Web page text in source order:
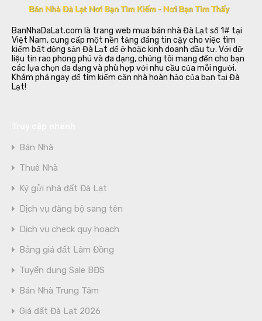
BanNhaDaLat.com là trang web mua bán nhà Đà Lạt số 1# tại
Việt Nam, cung cấp một nền tảng đáng tin cậy cho việc tìm
kiếm bất động sản Đà Lạt để ở hoặc kinh doanh đầu tư. Với dữ
liệu tin rao phong phú và đa dạng, chúng tôi mang đến cho bạn
các lựa chọn đa dạng và phù hợp với nhu cầu của mỗi người.
Khám phá ngay để tìm kiếm căn nhà hoàn hảo của bạn tại Đà
Lạt!
Bán Nhà
Thuê Nhà
Ký gửi nhà đất Đà Lạt
Dịch vụ đăng bộ sang tên
Dịch vụ check quy hoạch
Bảng giá đất Lâm Đồng
Tuyển dụng Sale BĐS
Bán Nhà Trung Tâm
Giá đất Đà Lạt 2026